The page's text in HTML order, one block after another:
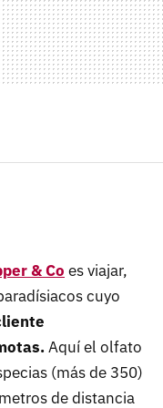
& Co es viajar,
cuyo
Aquí el olfato
(más de 350)
de distancia